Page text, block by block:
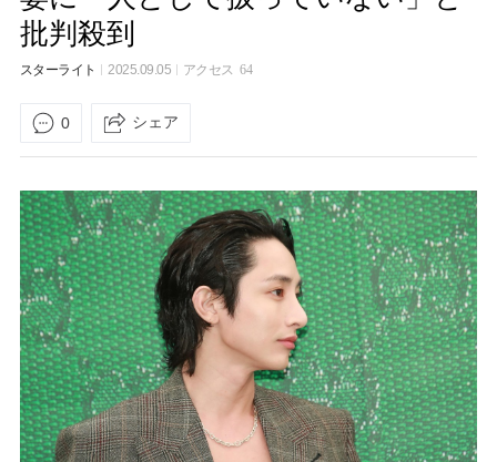
批判殺到
スターライト 2025.09.05 アクセス 64
0 シェア